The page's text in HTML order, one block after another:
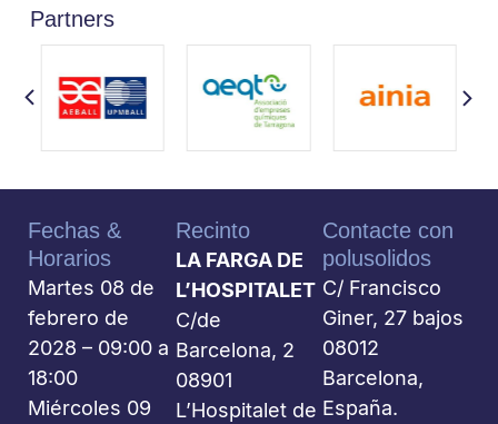
Partners
Fechas &
Horarios
Martes 08 de
febrero de
2028 – 09:00 a
18:00
Miércoles 09
Recinto
LA FARGA DE
L’HOSPITALET
C/de
Barcelona, 2
08901
L’Hospitalet de
Contacte con
polusolidos
C/ Francisco
Giner, 27 bajos
08012
Barcelona,
España.